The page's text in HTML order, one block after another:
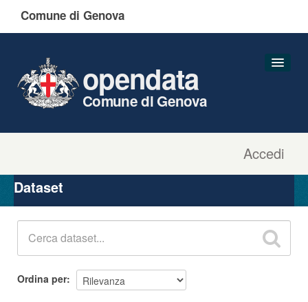
Comune di Genova
Accedi
opendata
Comune di Genova
Organizzazioni
Gruppi
Dataset
Ordina per